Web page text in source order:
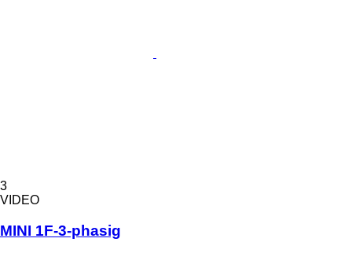
3
VIDEO
MINI 1F-3-phasig